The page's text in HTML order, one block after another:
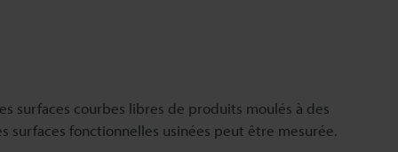
surfaces courbes libres de produits moulés à des
surfaces fonctionnelles usinées peut être mesurée.